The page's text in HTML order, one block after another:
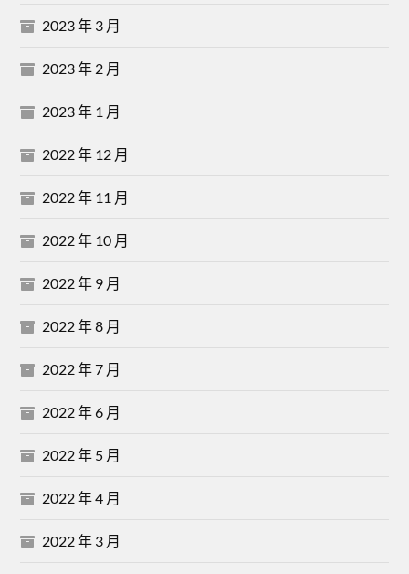
2023 年 3 月
2023 年 2 月
2023 年 1 月
2022 年 12 月
2022 年 11 月
2022 年 10 月
2022 年 9 月
2022 年 8 月
2022 年 7 月
2022 年 6 月
2022 年 5 月
2022 年 4 月
2022 年 3 月